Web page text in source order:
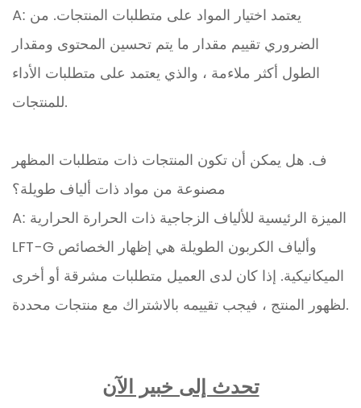
A: يعتمد اختيار المواد على متطلبات المنتجات. من
الضروري تقييم مقدار ما يتم تحسين المحتوى ومقدار
الطول أكثر ملاءمة ، والذي يعتمد على متطلبات الأداء
للمنتجات.
ف. هل يمكن أن تكون المنتجات ذات متطلبات المظهر
مصنوعة من مواد ذات ألياف طويلة؟
A: الميزة الرئيسية للألياف الزجاجية ذات الحرارة الحرارية
LFT-G وألياف الكربون الطويلة هي إظهار الخصائص
الميكانيكية. إذا كان لدى العميل متطلبات مشرقة أو أخرى
لظهور المنتج ، فيجب تقييمه بالاشتراك مع منتجات محددة.
تحدث إلى خبير الآن